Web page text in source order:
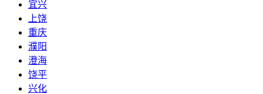
宜兴
上饶
重庆
濮阳
澄海
饶平
兴化